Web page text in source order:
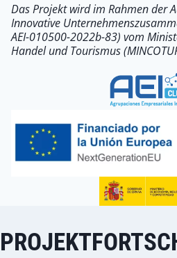
Das Projekt wird im Rahmen der
Innovative
AEI-010500-2022b-83) vom
Handel und Tourismus